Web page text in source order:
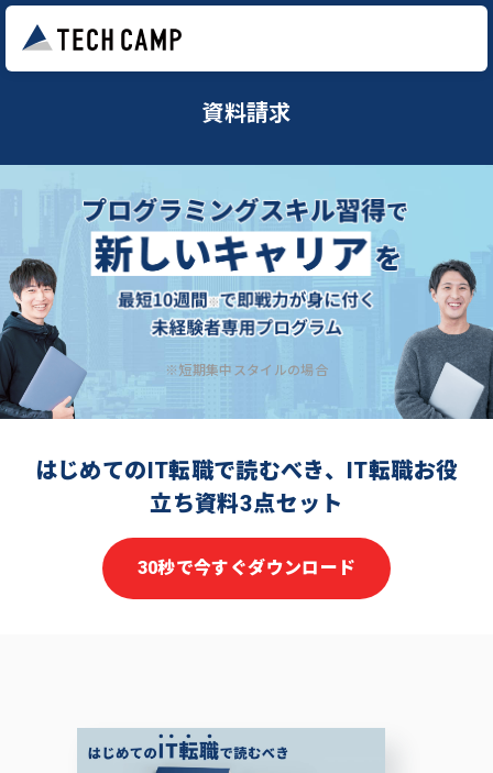
資料請求
※短期集中スタイルの場合
はじめてのIT転職で読むべき、IT転職お役
立ち資料3点セット
30秒で今すぐダウンロード